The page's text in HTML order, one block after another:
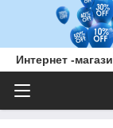
Интернет -